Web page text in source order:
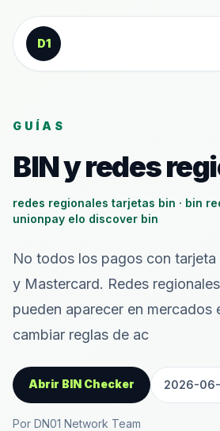
Saltar al contenido
D1
GUÍAS
BIN y redes
redes regionales tarjetas bin · bin
unionpay elo discover bin
No todos los pagos con tarjeta
y Mastercard. Redes
pueden aparecer en mercados
cambiar reglas de ac
Abrir BIN Checker 2026-
Por DN01 Network Team